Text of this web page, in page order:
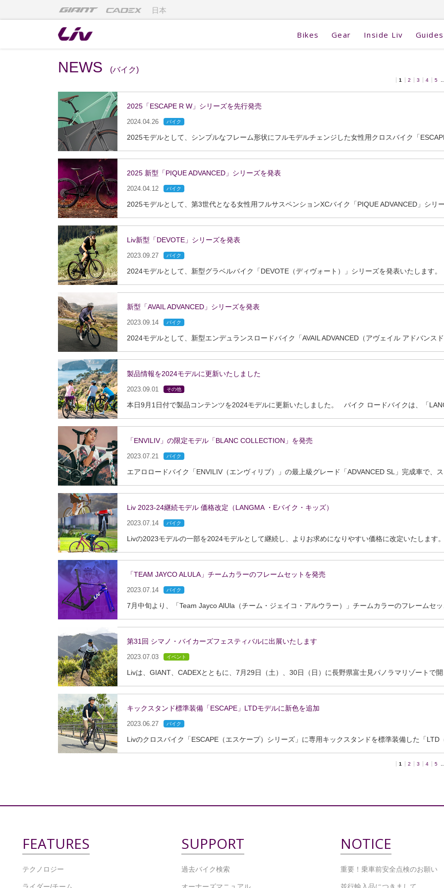
日本
Bikes Gear Inside Liv Guides
NEWS (バイク)
1 2 3 4 5
2025「ESCAPE R W」シリーズを先行発売
2024.04.26 バイク
2025 新型「PIQUE ADVANCED」シリーズを発表
2024.04.12 バイク
Liv新型「DEVOTE」シリーズを発表
2023.09.27 バイク
新型「AVAIL ADVANCED」シリーズを発表
2023.09.14 バイク
製品情報を2024モデルに更新いたしました
2023.09.01 その他
「ENVILIV」の限定モデル「BLANC COLLECTION」を発売
2023.07.21 バイク
Liv 2023-24継続モデル 価格改定（LANGMA ・Eバイク・キッズ）
2023.07.14 バイク
「TEAM JAYCO ALULA」チームカラーのフレームセットを発売
2023.07.14 バイク
第31回 シマノ・バイカーズフェスティバルに出展いたします
2023.07.03 イベント
キックスタンド標準装備「ESCAPE」LTDモデルに新色を追加
2023.06.27 バイク
1 2 3 4 5
FEATURES
テクノロジー
SUPPORT
過去バイク検索
NOTICE
重要！乗車前安全点検のお願い